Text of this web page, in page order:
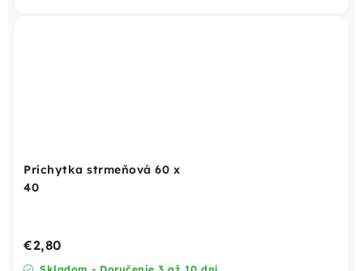
Príchytka strmeňová 60 x
40
€2,80